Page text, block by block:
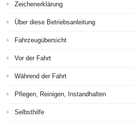
Zeichenerklärung
Über diese Betriebsanleitung
Fahrzeugübersicht
Vor der Fahrt
Während der Fahrt
Pflegen, Reinigen, Instandhalten
Selbsthilfe